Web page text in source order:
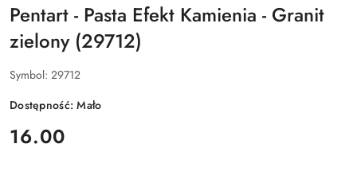
Pentart - Pasta Efekt Kamienia - Granit
zielony (29712)
Symbol: 29712
Dostępność:Mało
cena:
16.00